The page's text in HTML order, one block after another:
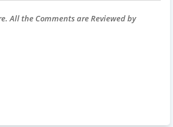
All the Comments are Reviewed by